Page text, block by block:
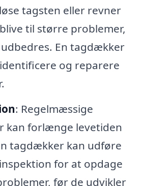
tagsten eller revner
til større problemer,
udbedres. En tagdækker
og reparere
: Regelmæssige
kan forlænge levetiden
tagdækker kan udføre
for at opdage
før de udvikler